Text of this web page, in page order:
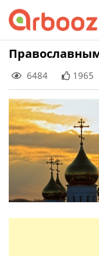
Skip
content
6484 1965
Найти: